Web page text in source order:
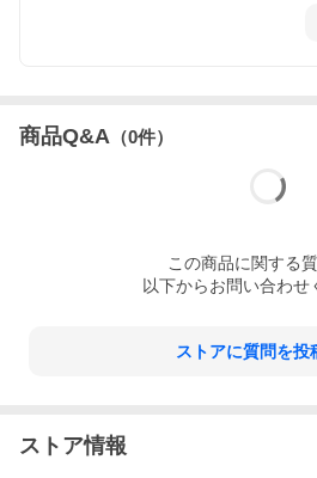
神経症性障害
双極性障害（躁うつ病）
商品Q&A （0件）
この商品に関する質
以下からお問い合わせ
ストアに質問を投
ストア情報